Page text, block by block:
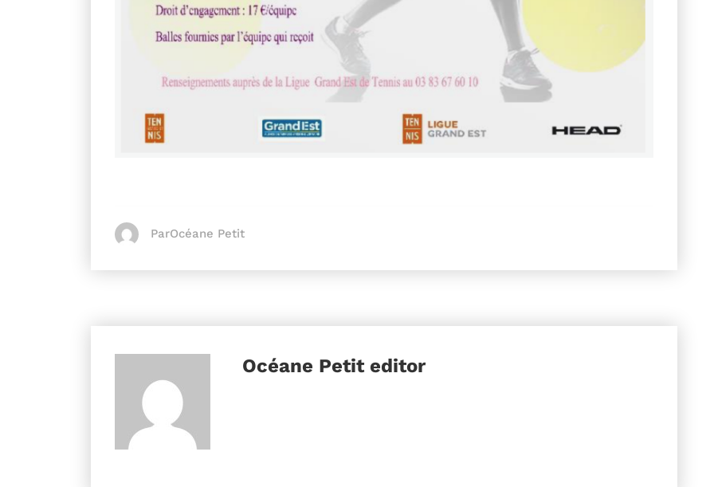
ParOcéane Petit
Océane Petit editor